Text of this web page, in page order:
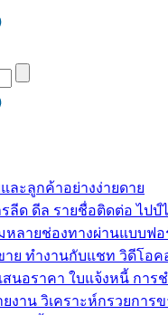
ละลูกค้าอย่างง่ายดาย
ลีด ดีล รายชื่อติดต่อ ไป
ลายช่องทางผ่านแบบฟอ
าย ทำงานกับแชท วิดีโอค
สนอราคา ใบแจ้งหนี้ การ
ยงาน วิเคราะห์กรวยการ